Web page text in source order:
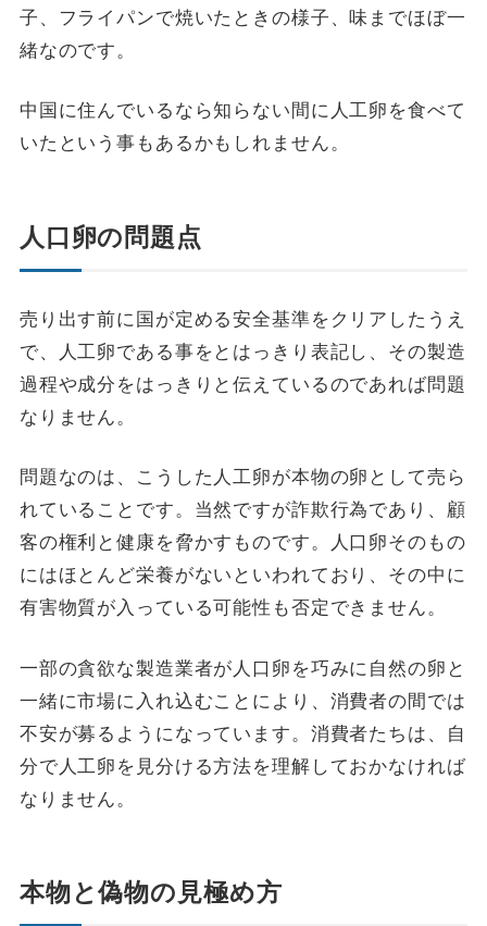
子、フライパンで焼いたときの様子、味までほぼ一
緒なのです。
中国に住んでいるなら知らない間に人工卵を食べて
いたという事もあるかもしれません。
人口卵の問題点
売り出す前に国が定める安全基準をクリアしたうえ
で、人工卵である事をとはっきり表記し、その製造
過程や成分をはっきりと伝えているのであれば問題
なりません。
問題なのは、こうした人工卵が本物の卵として売ら
れていることです。当然ですが詐欺行為であり、顧
客の権利と健康を脅かすものです。人口卵そのもの
にはほとんど栄養がないといわれており、その中に
有害物質が入っている可能性も否定できません。
一部の貪欲な製造業者が人口卵を巧みに自然の卵と
一緒に市場に入れ込むことにより、消費者の間では
不安が募るようになっています。消費者たちは、自
分で人工卵を見分ける方法を理解しておかなければ
なりません。
本物と偽物の見極め方